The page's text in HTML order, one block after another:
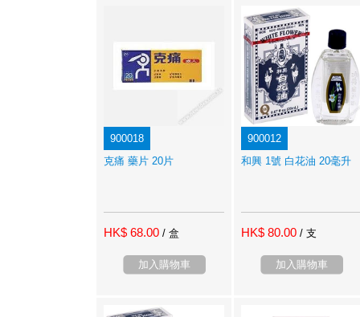
900018
克痛 藥片 20片
HK$ 68.00 / 盒
加入購物車
900012
和興 1號 白花油 20毫升
HK$ 80.00 / 支
加入購物車